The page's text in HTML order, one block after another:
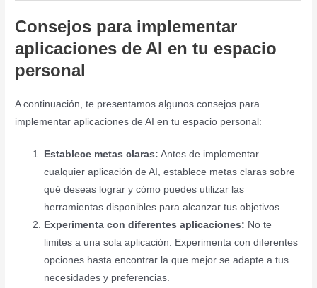
Consejos para implementar
aplicaciones de AI en tu espacio
personal
A continuación, te presentamos algunos consejos para
implementar aplicaciones de AI en tu espacio personal:
Establece metas claras: Antes de implementar
cualquier aplicación de AI, establece metas claras sobre
qué deseas lograr y cómo puedes utilizar las
herramientas disponibles para alcanzar tus objetivos.
Experimenta con diferentes aplicaciones: No te
limites a una sola aplicación. Experimenta con diferentes
opciones hasta encontrar la que mejor se adapte a tus
necesidades y preferencias.